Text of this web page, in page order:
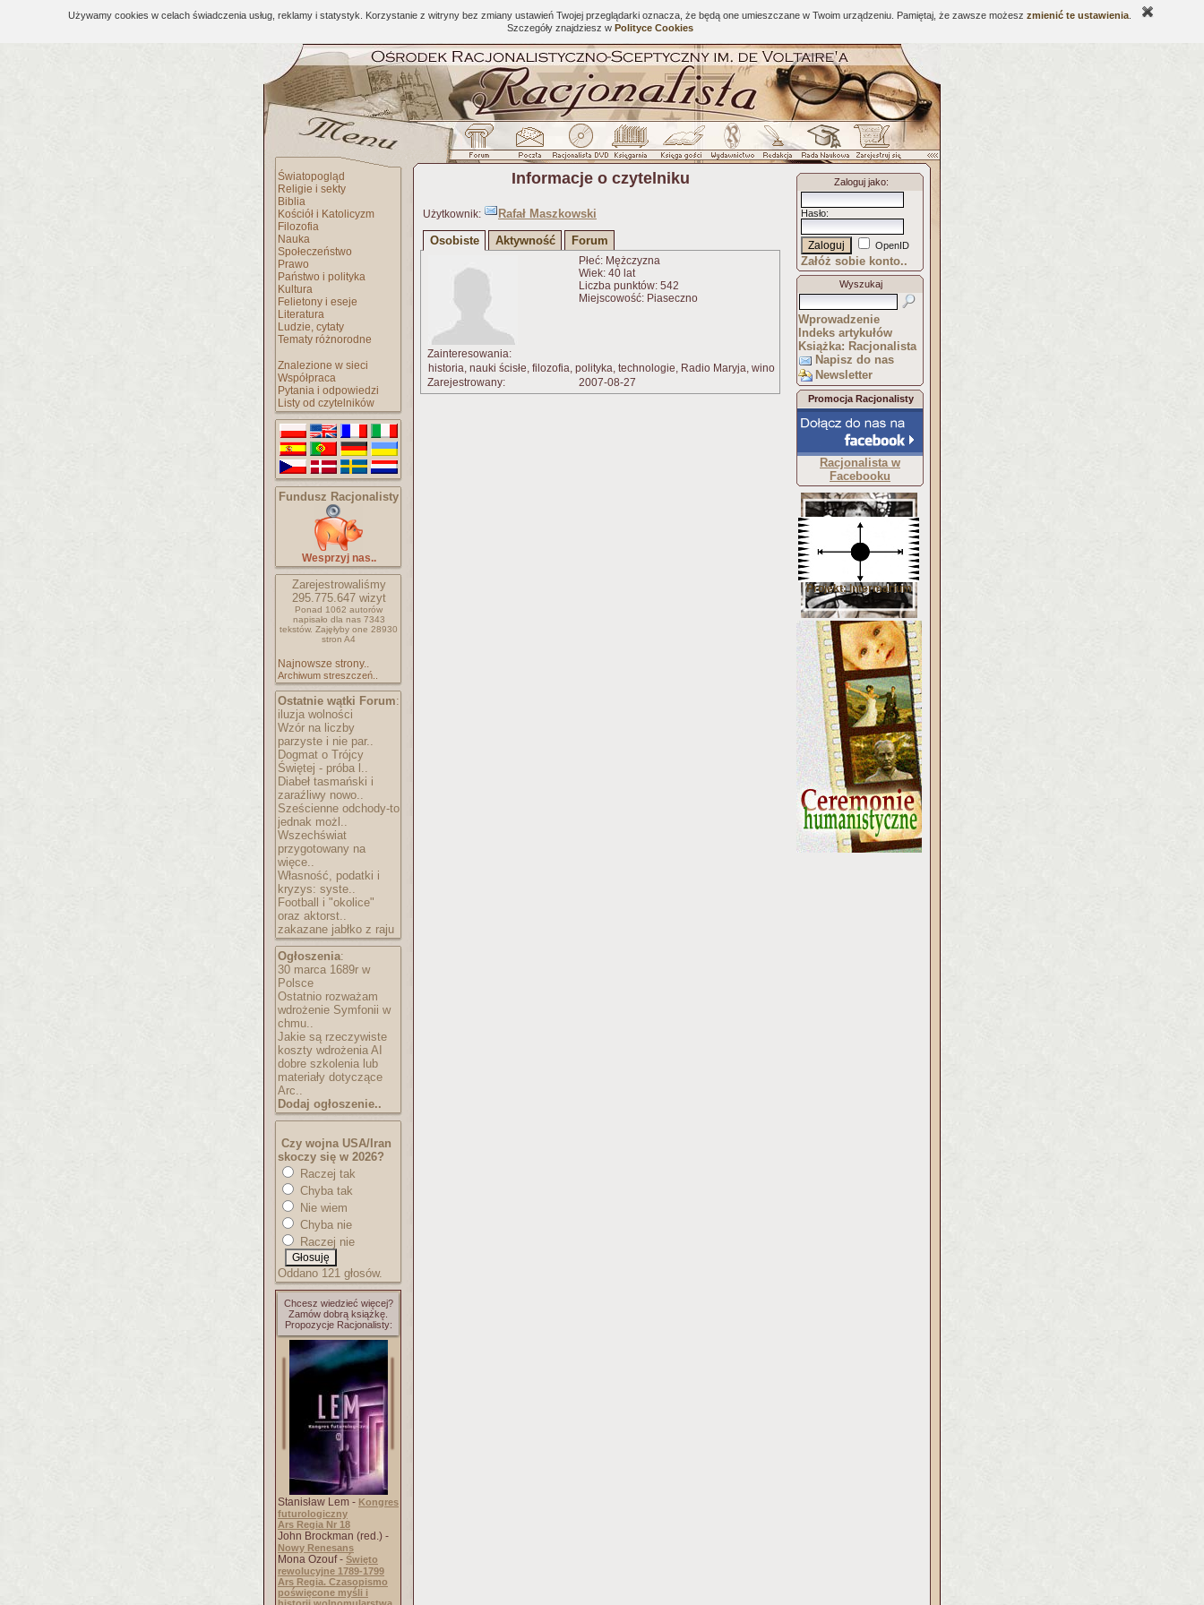
Używamy cookies w celach świadczenia usług, reklamy i statystyk. Korzystanie z witryny bez zmiany ustawień Twojej przeglądarki oznacza, że będą one umieszczane w Twoim urządzeniu. Pamiętaj, że zawsze możesz zmienić te ustawienia
Szczegóły znajdziesz w Polityce Cookies
Światopogląd
Religie i sekty
Biblia
Kościół i Katolicyzm
Filozofia
Nauka
Społeczeństwo
Prawo
Państwo i polityka
Kultura
Felietony i eseje
Literatura
Ludzie, cytaty
Tematy różnorodne
Znalezione w sieci
Współpraca
Pytania i odpowiedzi
Listy od czytelników
Fundusz Racjonalisty
Wesprzyj nas..
Zarejestrowaliśmy
295.775.647wizyt
Ponad 1062 autorów
napisało dla nas 7343
tekstów. Zajęłyby one 28930
stron A4
Najnowsze strony..
Archiwum streszczeń..
Ostatnie wątki Forum:
iluzja wolności
Wzór na liczby
parzyste i nie par..
Dogmat o Trójcy
Świętej - próba l..
Diabeł tasmański i
zaraźliwy nowo..
Sześcienne odchody-to
jednak możl..
Wszechświat
przygotowany na
więce..
Własność, podatki i
kryzys: syste..
Football i "okolice"
oraz aktorst..
zakazane jabłko z raju
Ogłoszenia:
30 marca 1689r w
Polsce
Ostatnio rozważam
wdrożenie Symfonii w
chmu..
Jakie są rzeczywiste
koszty wdrożenia AI
dobre szkolenia lub
materiały dotyczące
Arc..
Dodaj ogłoszenie..
Czy wojna USA/Iran
skoczy się w 2026?
Raczej tak
Chyba tak
Nie wiem
Chyba nie
Raczej nie
Oddano 121 głosów.
Chcesz wiedzieć więcej?
Zamów dobrą książkę.
Propozycje Racjonalisty:
Stanisław Lem - Kongres
futurologiczny
Ars Regia Nr 18
John Brockman (red.) -
Nowy Renesans
Mona Ozouf - Święto
rewolucyjne 1789-1799
Ars Regia. Czasopismo
poświęcone myśli i
Informacje o czytelniku
Użytkownik:
Rafał Maszkowski
Osobiste
Aktywność Forum
Płeć: Mężczyzna
Wiek: 40 lat
Liczba punktów: 542
Miejscowość: Piaseczno
Zainteresowania:
historia, nauki ścisłe, filozofia, polityka, technologie, Radio Maryja, wino
Zarejestrowany:
2007-08-27
Zaloguj jako:
Hasło:
OpenID
Załóż sobie konto..
Wyszukaj
Wprowadzenie
Indeks artykułów
Książka: Racjonalista
Napisz do nas
Newsletter
Promocja Racjonalisty
Racjonalista w
Facebooku